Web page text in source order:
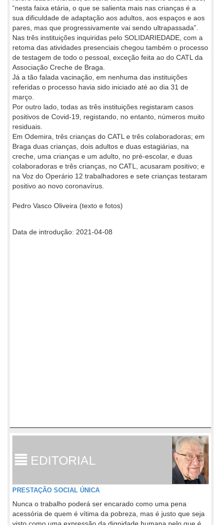
“nesta faixa etária, o que se salienta mais nas crianças é a
sua dificuldade de adaptação aos adultos, aos espaços e aos
pares, mas que progressivamente vai sendo ultrapassada”.
Nas três instituições inquiridas pelo SOLIDARIEDADE, com a
retoma das atividades presenciais chegou também o processo
de testagem de todo o pessoal, exceção feita ao do CATL da
Associação Creche de Braga.
Já a tão falada vacinação, em nenhuma das instituições
referidas o processo havia sido iniciado até ao dia 31 de
março.
Por outro lado, todas as três instituições registaram casos
positivos de Covid-19, registando, no entanto, números muito
residuais.
Em Odemira, três crianças do CATL e três colaboradoras; em
Braga duas crianças, dois adultos e duas estagiárias, na
creche, uma crianças e um adulto, no pré-escolar, e duas
colaboradoras e três crianças, no CATL, acusaram positivo; e
na Voz do Operário 12 trabalhadores e sete crianças testaram
positivo ao novo coronavírus.
Pedro Vasco Oliveira (texto e fotos)
Data de introdução: 2021-04-08
EDITORIAL
PRESTAÇÃO SOCIAL ÚNICA
Nunca o trabalho poderá ser encarado como uma pena
acessória de quem é vítima da pobreza, mas é justo que seja